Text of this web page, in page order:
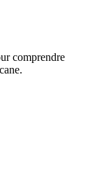
comprendre